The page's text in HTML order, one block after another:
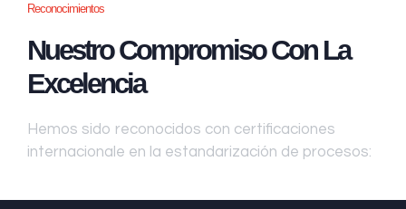
Reconocimientos
Nuestro Compromiso Con La
Excelencia
Hemos sido reconocidos con certificaciones
internacionale en la estandarización de procesos: